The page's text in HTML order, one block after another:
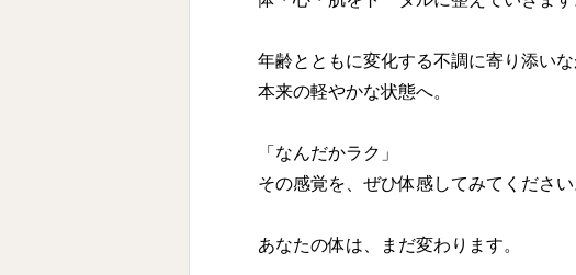
年齢とともに変化する不調に寄り添いな
本来の軽やかな状態へ。
「なんだかラク」
その感覚を、ぜひ体感してみてください
あなたの体は、まだ変わります。